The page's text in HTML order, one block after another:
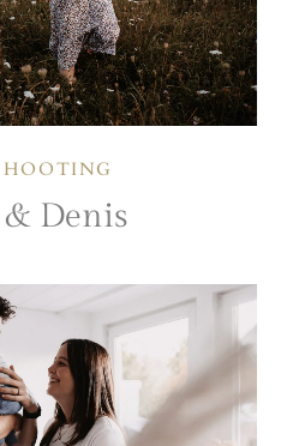
Denis